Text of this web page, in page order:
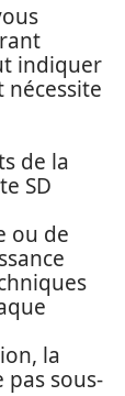
indiquer
nécessite
de la
SD
ou de
la
pas sous-